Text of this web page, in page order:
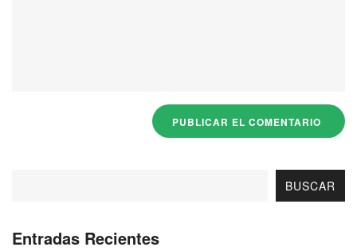
BUSCAR
Entradas Recientes